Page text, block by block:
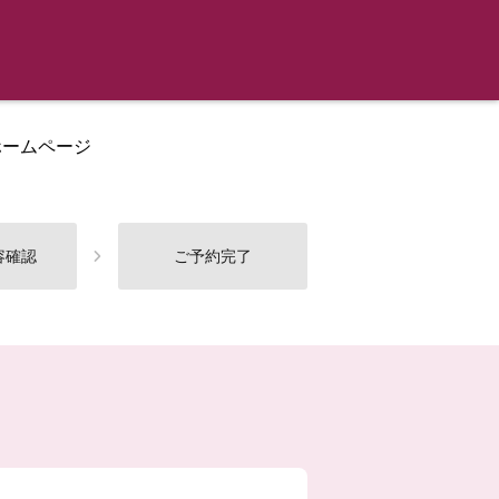
ムページ
確認 ご予約完了